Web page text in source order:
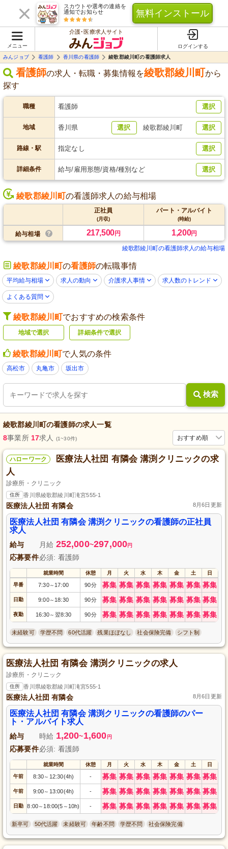
スカウトや選考の連絡を
通知でお知らせ
無料インストール
メニュー
介護･医療求人サイト
ログインする
みんジョブ
看護師 香川県の看護師 綾歌郡綾川町の看護師求人
看護師の求人・転職・募集情報を綾歌郡綾川町から
探す
職種 看護師 選択
地域 香川県 選択 綾歌郡綾川町 選択
路線・駅 指定なし 選択
詳細条件 給与/雇用形態/資格/種別など 選択
綾歌郡綾川町の看護師求人の給与相場
正社員
(月収)
パート・アルバイト
(時給)
給与相場 217,500円 1,200円
綾歌郡綾川町の看護師求人の給与相場
綾歌郡綾川町の看護師の転職事情
平均給与相場 求人の動向 介護求人事情 求人数のトレンド
よくある質問
綾歌郡綾川町でおすすめの検索条件
地域で選択 詳細条件で選択
綾歌郡綾川町で人気の条件
高松市 丸亀市 坂出市
検索
綾歌郡綾川町の看護師の求人一覧
おすすめ順
8事業所 17求人 (1~30件)
ハローワーク
医療法人社団 有隣会 溝渕クリニックの求
人
診療所・クリニック
住所 香川県綾歌郡綾川町滝宮555-1
医療法人社団 有隣会 8月6日更新
医療法人社団 有隣会 溝渕クリニックの看護師の正社員
求人
給与 月給 252,000~297,000円
応募要件必須: 看護師
就業時間 休憩 月 火 水 木 金 土 日
早番 7:30～ 17:00 90分 募集 募集 募集 募集 募集 募集 募集
日勤 9:00～ 18:30 90分 募集 募集 募集 募集 募集 募集 募集
夜勤 16:30～ 翌8:30 90分 募集 募集 募集 募集 募集 募集 募集
未経験可 学歴不問 60代活躍 残業ほぼなし 社会保険完備 シフト制
医療法人社団 有隣会 溝渕クリニックの求人
診療所・クリニック
住所 香川県綾歌郡綾川町滝宮555-1
医療法人社団 有隣会 8月6日更新
医療法人社団 有隣会 溝渕クリニックの看護師のパー
ト・アルバイト求人
給与 時給 1,200~1,600 円
応募要件必須: 看護師
就業時間 休憩 月 火 水 木 金 土 日
午前 8:30～ 12:30(4h) - 募集 募集 募集 募集 募集 募集 募集
午前 9:00～ 13:00(4h) - 募集 募集 募集 募集 募集 募集 募集
日勤 8:00～ 18:00(5 ～ 10h) - 募集 募集 募集 募集 募集 募集 募集
新卒可 50代活躍 未経験可 年齢不問 学歴不問 社会保険完備